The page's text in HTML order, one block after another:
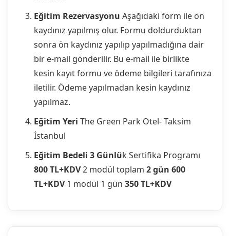
Eğitim Rezervasyonu Aşağıdaki form ile ön
kaydınız yapılmış olur. Formu doldurduktan
sonra ön kaydınız yapılıp yapılmadığına dair
bir e-mail gönderilir. Bu e-mail ile birlikte
kesin kayıt formu ve ödeme bilgileri tarafınıza
iletilir. Ödeme yapılmadan kesin kaydınız
yapılmaz.
Eğitim Yeri The Green Park Otel- Taksim
İstanbul
Eğitim Bedeli 3 Günlük Sertifika Programı
800 TL+KDV2 modül toplam 2 gün 600
TL+KDV1 modül 1 gün 350 TL+KDV